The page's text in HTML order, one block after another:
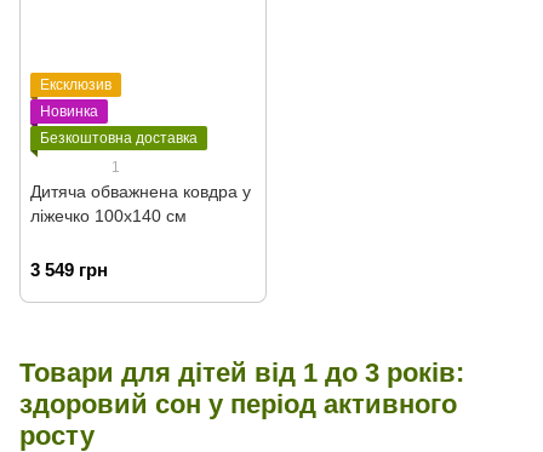
Ексклюзив
Новинка
Безкоштовна доставка
1
Дитяча обважнена ковдра у
ліжечко 100x140 см
3 549 грн
Товари для дітей від 1 до 3 років:
здоровий сон у період активного
росту